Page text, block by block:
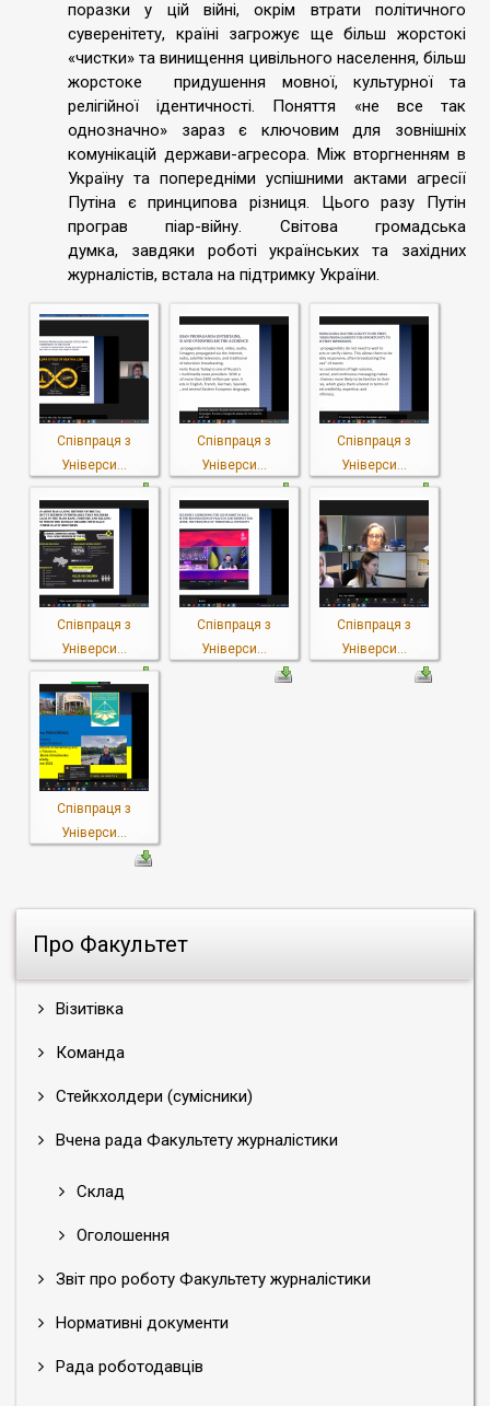
Про Факультет
Візитівка
Команда
Стейкхолдери (сумісники)
Вчена рада Факультету журналістики
Склад
Оголошення
Звіт про роботу Факультету журналістики
Нормативні документи
Рада роботодавців
поразки у цій війні, окрім втрати політичного
суверенітету, країні загрожує ще більш жорстокі
«чистки» та винищення цивільного населення, більш
жорстоке придушення мовної, культурної та
релігійної ідентичності. Поняття «не все так
однозначно» зараз є ключовим для зовнішніх
комунікацій держави-агресора. Між вторгненням в
Україну та попередніми успішними актами агресії
Путіна є принципова різниця. Цього разу Путін
програв піар-війну. Світова громадська
думка, завдяки роботі українських та західних
журналістів, встала на підтримку України.
Співпраця з
Універси...
Співпраця з
Універси...
Співпраця з
Універси...
Співпраця з
Універси...
Співпраця з
Універси...
Співпраця з
Універси...
Співпраця з
Універси...